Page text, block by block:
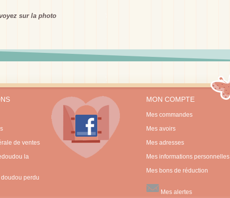
sur la photo
de ventes
la
perdu
MON COMPTE
Mes commandes
Mes avoirs
Mes adresses
Mes informations personnelles
Mes bons de réduction
Mes alertes